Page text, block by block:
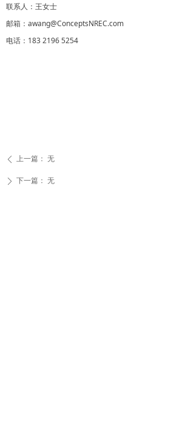
ꄴ 上一篇： 无
ꄲ 下一篇： 无
联系人：王女士
邮箱：awang@ConceptsNREC.com
电话：183 2196 5254